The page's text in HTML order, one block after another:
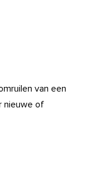
van een
nieuwe of